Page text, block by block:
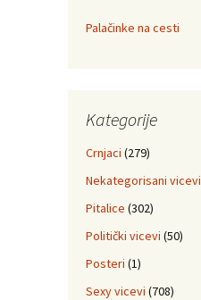
Palačinke na cesti
Kategorije
Crnjaci (279)
Nekategorisani vicevi
Pitalice (302)
Politički vicevi (50)
Posteri (1)
Sexy vicevi (708)